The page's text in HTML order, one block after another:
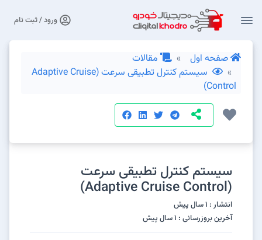
ورود / ثبت نام
صفحه اول
مقالات
سیستم کنترل تطبیقی سرعت (Adaptive Cruise
Control)
سیستم کنترل تطبیقی سرعت
(Adaptive Cruise Control)
انتشار : 1 سال پیش
آخرین بروزرسانی : 1 سال پیش